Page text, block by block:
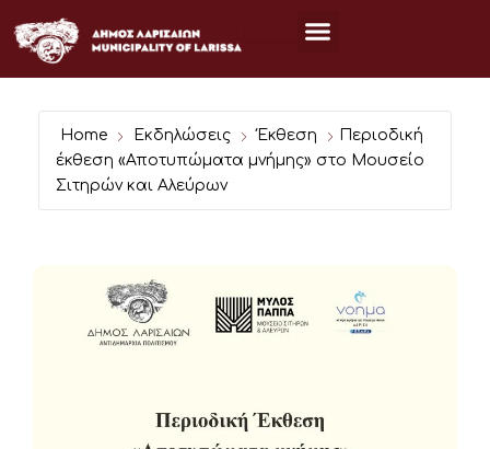
στο
περιεχόμενο
Home Εκδηλώσεις Έκθεση
Περιοδική
έκθεση «Αποτυπώματα μνήμης» στο Μουσείο
Σιτηρών και Αλεύρων